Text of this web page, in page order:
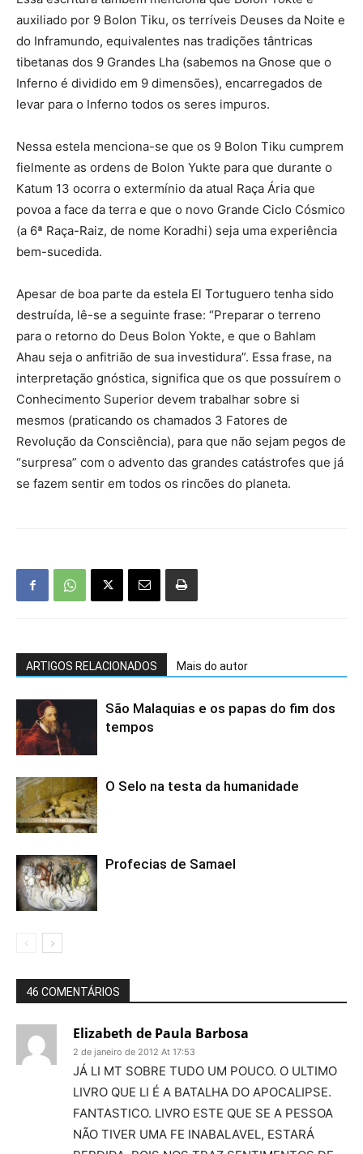
auxiliado por 9 Bolon Tiku, os terríveis Deuses da Noite e
do Inframundo, equivalentes nas tradições tântricas
tibetanas dos 9 Grandes Lha (sabemos na Gnose que o
Inferno é dividido em 9 dimensões), encarregados de
levar para o Inferno todos os seres impuros.
Nessa estela menciona-se que os 9 Bolon Tiku cumprem
fielmente as ordens de Bolon Yukte para que durante o
Katum 13 ocorra o extermínio da atual Raça Ária que
povoa a face da terra e que o novo Grande Ciclo Cósmico
(a 6ª Raça-Raiz, de nome Koradhi) seja uma experiência
bem-sucedida.
Apesar de boa parte da estela El Tortuguero tenha sido
destruída, lê-se a seguinte frase: “Preparar o terreno
para o retorno do Deus Bolon Yokte, e que o Bahlam
Ahau seja o anfitrião de sua investidura”. Essa frase, na
interpretação gnóstica, significa que os que possuírem o
Conhecimento Superior devem trabalhar sobre si
mesmos (praticando os chamados 3 Fatores de
Revolução da Consciência), para que não sejam pegos de
“surpresa” com o advento das grandes catástrofes que já
se fazem sentir em todos os rincões do planeta.
ARTIGOS RELACIONADOS Mais do autor
São Malaquias e os papas do fim dos
tempos
O Selo na testa da humanidade
Profecias de Samael
46 COMENTÁRIOS
Elizabeth de Paula Barbosa
2 de janeiro de 2012 At 17:53
JÁ LI MT SOBRE TUDO UM POUCO. O ULTIMO
LIVRO QUE LI É A BATALHA DO APOCALIPSE.
FANTASTICO. LIVRO ESTE QUE SE A PESSOA
NÃO TIVER UMA FE INABALAVEL, ESTARÁ